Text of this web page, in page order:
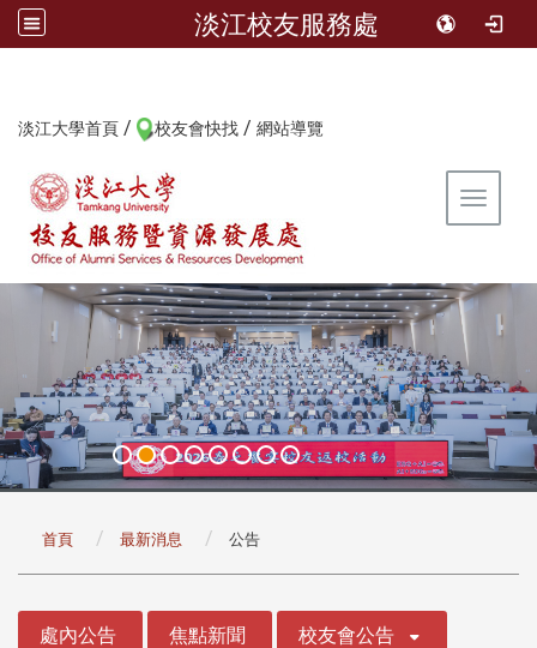
淡江校友服務處
淡江大學首頁 / 校友會快找 / 網站導覽
Toggle
首頁 最新消息 公告
處內公告 焦點新聞 校友會公告